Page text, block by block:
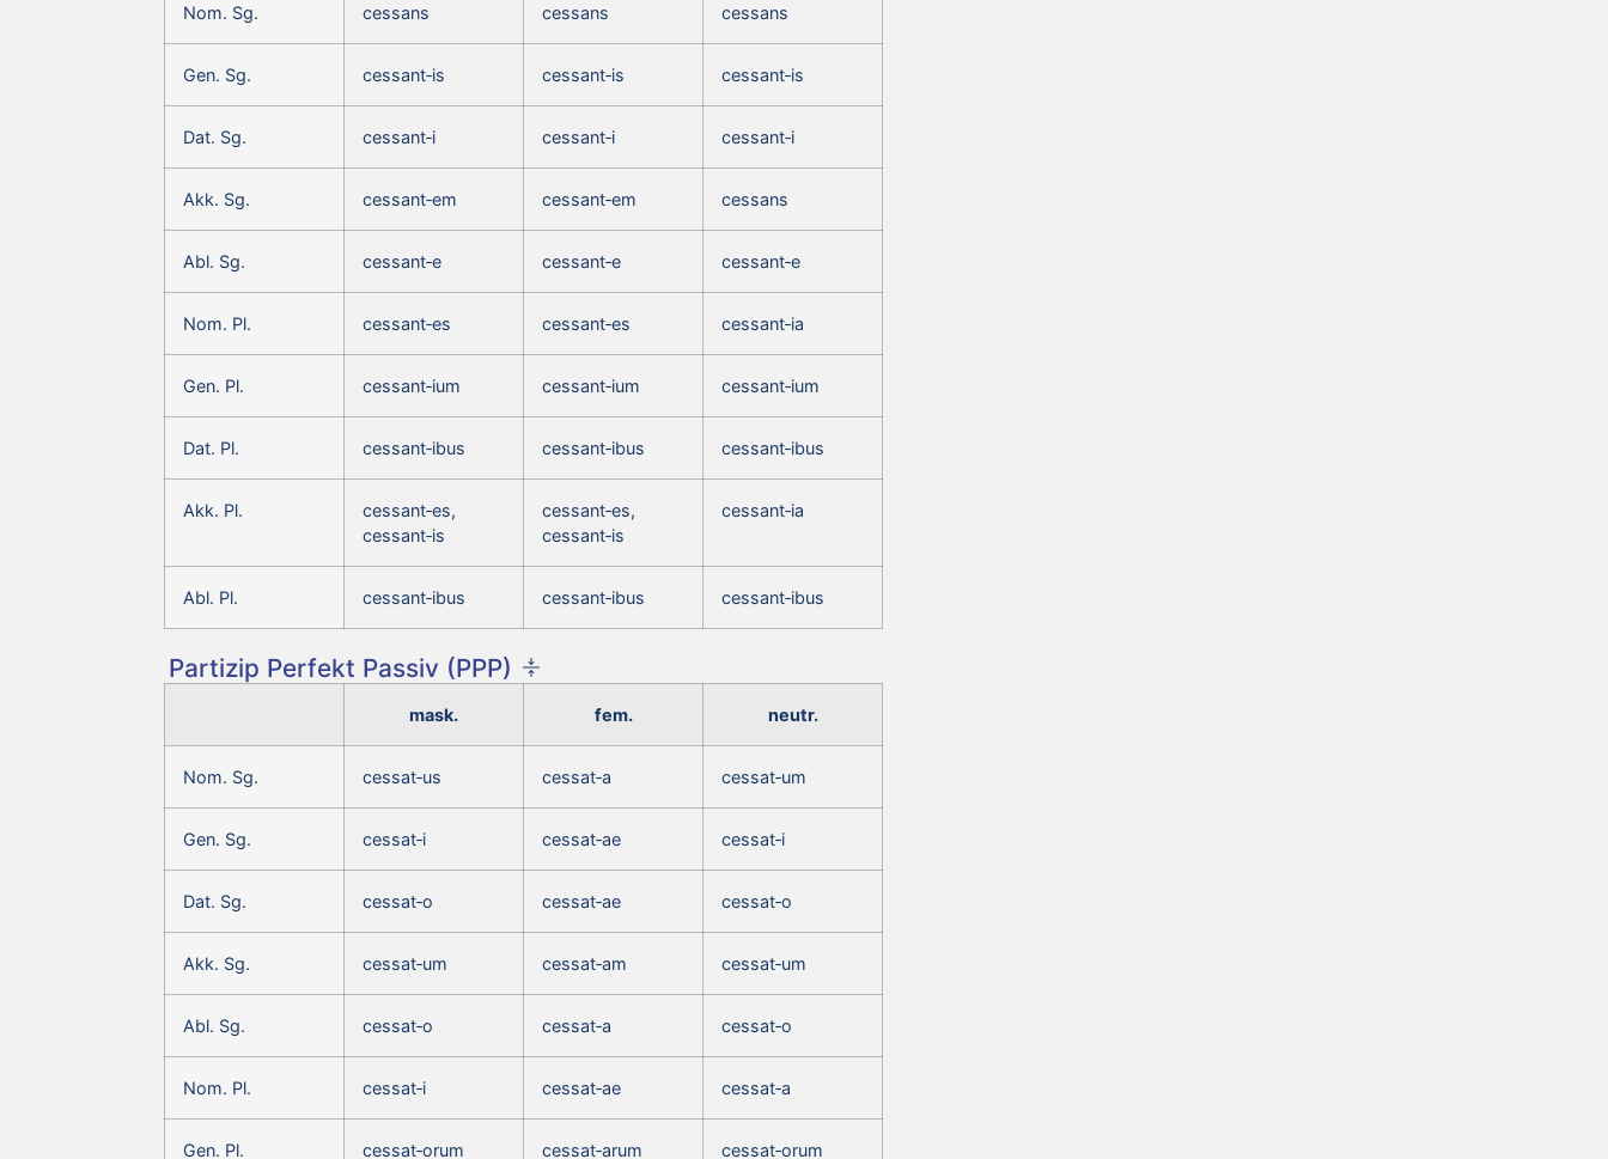
Nom. Sg. cessans cessans cessans
Gen. Sg. cessant‑is cessant‑is cessant‑is
Dat. Sg. cessant‑i cessant‑i cessant‑i
Akk. Sg. cessant‑em cessant‑em cessans
Abl. Sg. cessant‑e cessant‑e cessant‑e
Nom. Pl. cessant‑es cessant‑es cessant‑ia
Gen. Pl. cessant‑ium cessant‑ium cessant‑ium
Dat. Pl. cessant‑ibus cessant‑ibus cessant‑ibus
Akk. Pl.
cessant‑es,
cessant‑is
cessant‑es,
cessant‑is
cessant‑ia
Abl. Pl. cessant‑ibus cessant‑ibus cessant‑ibus
Partizip Perfekt Passiv (PPP)
mask. fem. neutr.
Nom. Sg. cessat‑us cessat‑a cessat‑um
Gen. Sg. cessat‑i cessat‑ae cessat‑i
Dat. Sg. cessat‑o cessat‑ae cessat‑o
Akk. Sg. cessat‑um cessat‑am cessat‑um
Abl. Sg. cessat‑o cessat‑a cessat‑o
Nom. Pl. cessat‑i cessat‑ae cessat‑a
Gen. Pl. cessat‑orum cessat‑arum cessat‑orum